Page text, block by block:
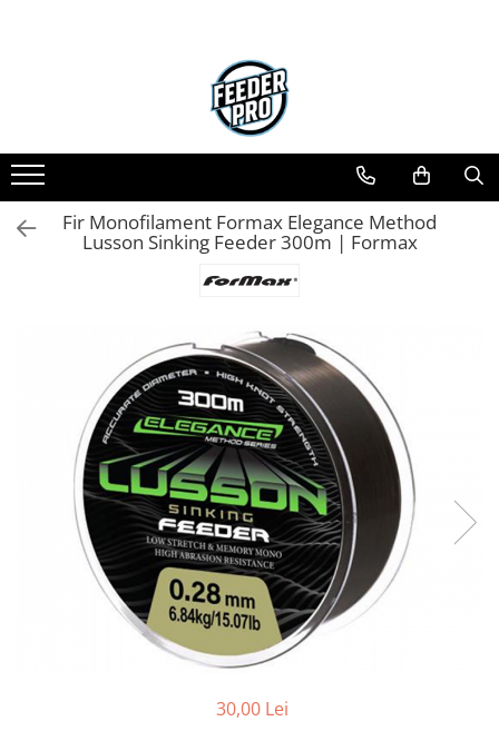
Fir Monofilament Formax Elegance Method
Lusson Sinking Feeder 300m | Formax
30,00 Lei